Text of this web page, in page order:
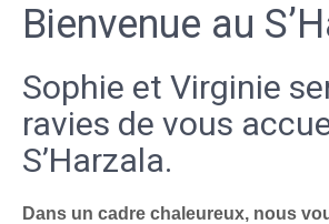
Bienvenue au
Sophie et Virginie
ravies de vous
S’Harzala.
Dans un cadre chaleureux, nous